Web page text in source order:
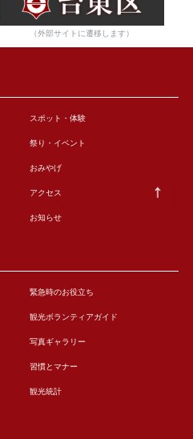
（外部サイトに遷移します）
スポット・体験
祭り・イベント
おみやげ
アクセス
お知らせ
緊急時のお役立ち
観光ボランティアガイド
写真ギャラリー
習慣とマナー
観光統計